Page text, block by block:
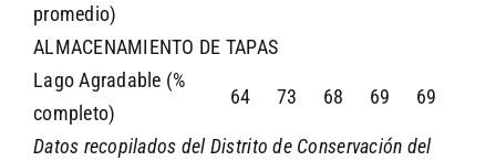
promedio)
ALMACENAMIENTO DE TAPAS
Lago Agradable (%
completo)
64 73 68 69 69
Datos recopilados del Distrito de Conservación del